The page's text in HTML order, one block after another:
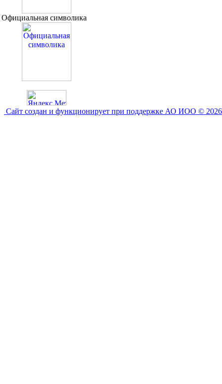
Официальная символика
Сайт создан и функционирует при поддержке АО ИОО © 2026